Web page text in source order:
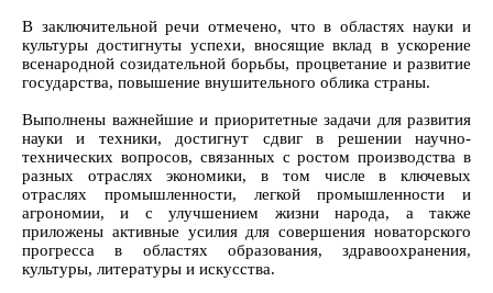
В заключительной речи отмечено, что в областях науки и
культуры достигнуты успехи, вносящие вклад в ускорение
всенародной созидательной борьбы, процветание и развитие
государства, повышение внушительного облика страны.
Выполнены важнейшие и приоритетные задачи для развития
науки и техники, достигнут сдвиг в решении научно-
технических вопросов, связанных с ростом производства в
разных отраслях экономики, в том числе в ключевых
отраслях промышленности, легкой промышленности и
агрономии, и с улучшением жизни народа, а также
приложены активные усилия для совершения новаторского
прогресса в областях образования, здравоохранения,
культуры, литературы и искусства.